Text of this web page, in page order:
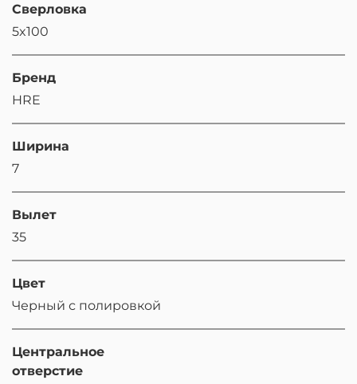
Сверловка
5x100
Бренд
HRE
Ширина
7
Вылет
35
Цвет
Черный с полировкой
Центральное
отверстие